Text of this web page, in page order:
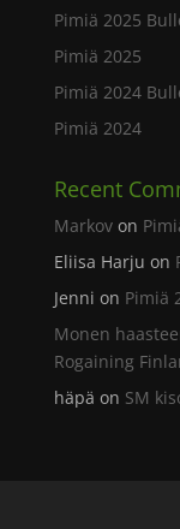
Pimiä 2025
Pimiä 2025
Pimiä 2024
Pimiä 2024
Recent
Markovon
Eliisa Harju on
Jenni on Pimiä
Monen
Rogaining
häpä on SM